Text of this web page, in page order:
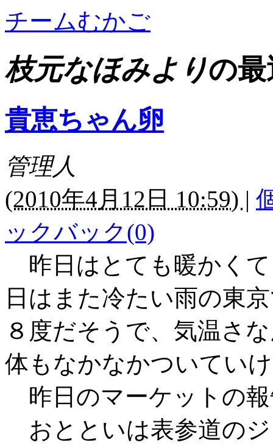
チームむかご
枝元なほみよりの
貴恵ちゃん卵
管理人
(2010年4月12日 10:59) |
ックバック(0)
昨日はとても暖かく
日はまた冷たい雨の東
８度だそうで、気温さ
体もなかなかついてい
昨日のマーケットの
おとといは表参道の